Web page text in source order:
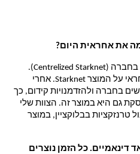
את אחראית היום?
בחברה (Centrelized Starknet
).
על המוצר Starknet. אחרי
בחברה ולהזדמנויות קידום, כך
גם היא במוצר זה. הצוות שלי
טרנזקציות בבלוקציין, במוצר
כל הזמן נוצרים